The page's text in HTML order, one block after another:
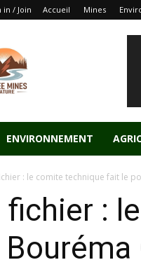
in / Join Accueil Mines
ENVIRONNEMENT
: le comite technique fait le
: